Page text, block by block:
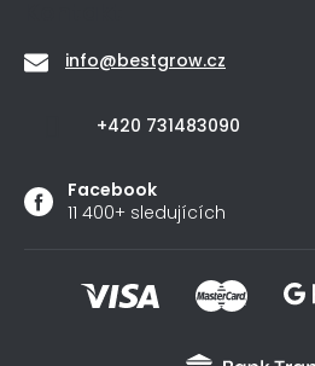
info@bestgrow.cz
+420 731483090
Facebook
11 400+ sledujících